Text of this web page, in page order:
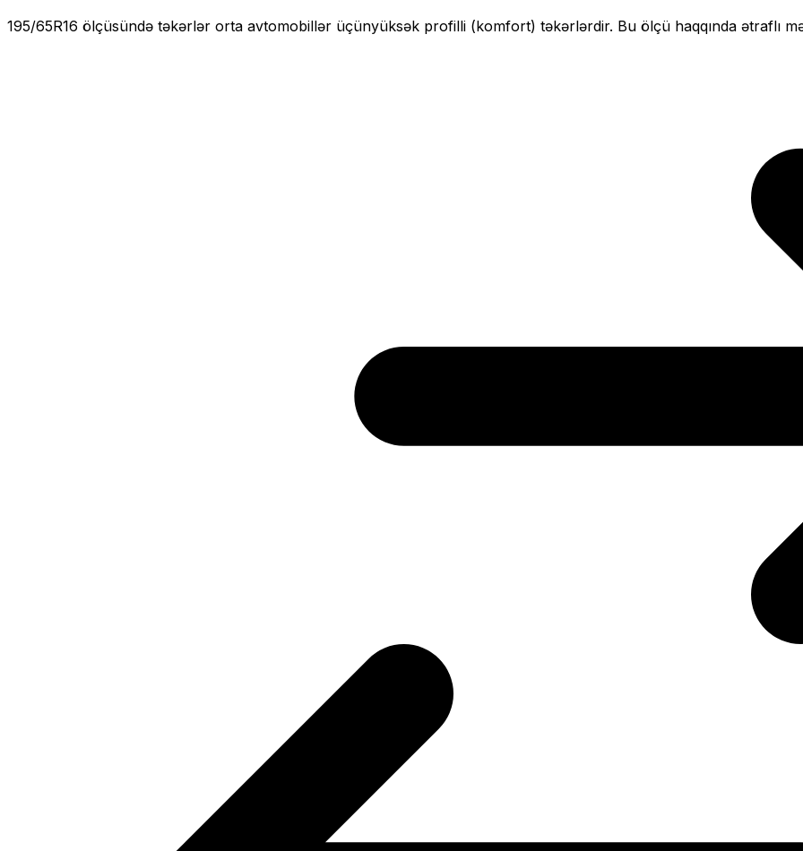
195/65R16 ölçüsündə təkərlər orta avtomobillər üçünyüksək profilli (komfort) təkərlərdir. Bu ölçü haqqında ətraflı